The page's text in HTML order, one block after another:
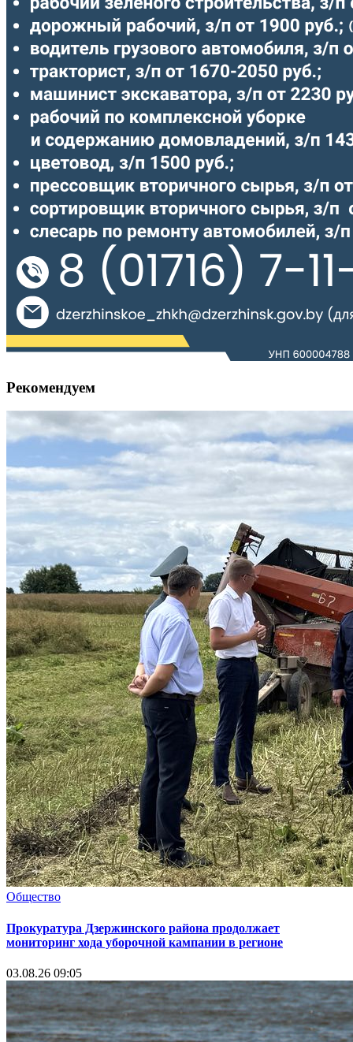
Рекомендуем
Общество
Прокуратура Дзержинского района продолжает
мониторинг хода уборочной кампании в регионе
03.08.26 09:05